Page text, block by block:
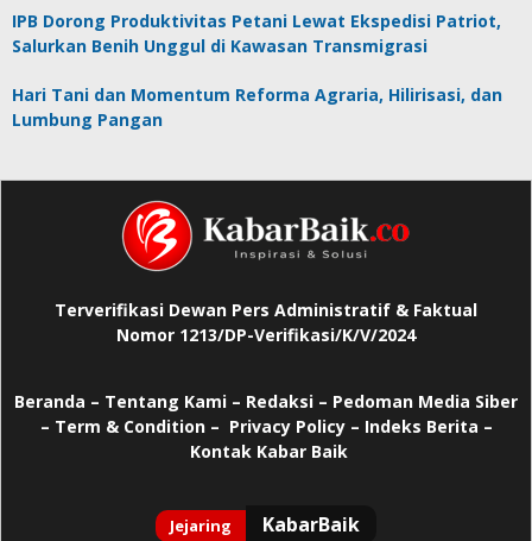
IPB Dorong Produktivitas Petani Lewat Ekspedisi Patriot,
Salurkan Benih Unggul di Kawasan Transmigrasi
Hari Tani dan Momentum Reforma Agraria, Hilirisasi, dan
Lumbung Pangan
Terverifikasi Dewan Pers Administratif & Faktual
Nomor 1213/DP-Verifikasi/K/V/2024
Beranda – Tentang Kami – Redaksi – Pedoman Media Siber
– Term & Condition – Privacy Policy– Indeks Berita –
Kontak Kabar Baik